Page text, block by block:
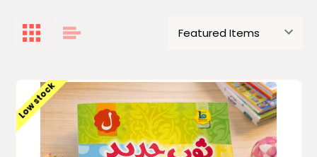
Low stock